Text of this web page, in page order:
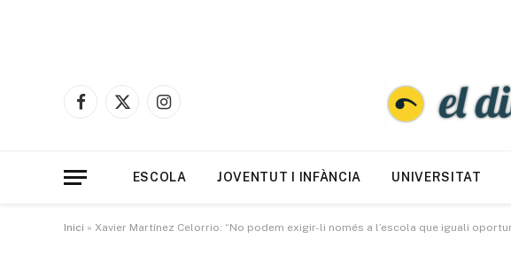
Facebook
X
Instagram
ESCOLA JOVENTUT I INFÀNCIA UNIVERSITAT
Inici » Xavier Martínez Celorrio: “No podem exigir-li només a l’escola que iguali